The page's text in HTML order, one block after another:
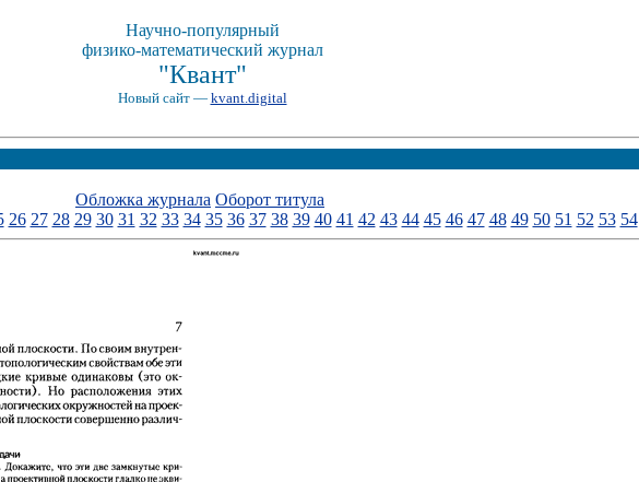
Научно-популярный
физико-математический журнал
"Квант"
Новый сайт — kvant.digital
Обложка журнала Оборот титула
26 27 28 29 30 31 32 33 34 35 36 37 38 39 40 41 42 43 44 45 46 47 48 49 50 51 52 53 54